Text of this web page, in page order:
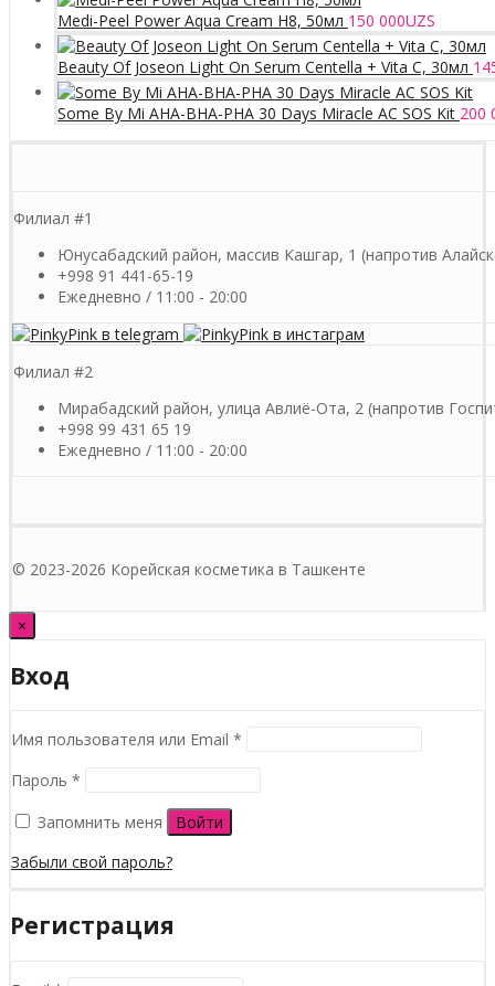
Medi-Peel Power Aqua Cream H8, 50мл 150 000UZS
Beauty Of Joseon Light On Serum Centella + Vita C, 30мл
Some By Mi AHA-BHA-PHA 30 Days Miracle AC SOS Kit 200
Филиал #1
Юнусабадский район, массив Кашгар, 1 (напротив
+998 91 441-65-19
Ежедневно / 11:00 - 20:00
Филиал #2
Мирабадский район, улица Авлиё-Ота, 2 (напротив
+998 99 431 65 19
Ежедневно / 11:00 - 20:00
© 2023-2026 Корейская косметика в Ташкенте
×
Вход
Имя пользователя или Email *
Пароль *
Запомнить меня
Войти
Забыли свой пароль?
Регистрация